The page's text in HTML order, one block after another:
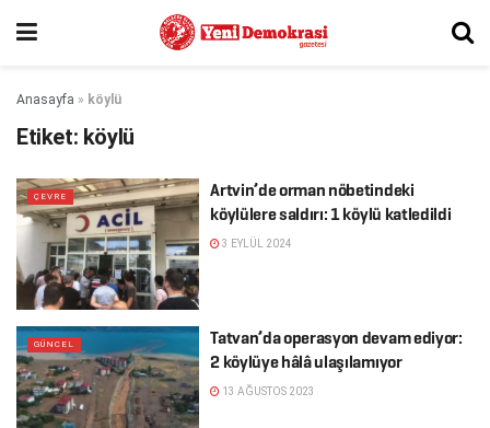
Anasayfa » köylü
Etiket: köylü
ÇEVRE
Artvin’de orman nöbetindeki
köylülere saldırı: 1 köylü katledildi
3 EYLÜL 2024
GÜNCEL
Tatvan’da operasyon devam ediyor:
2 köylüye hâlâ ulaşılamıyor
13 AĞUSTOS 2023